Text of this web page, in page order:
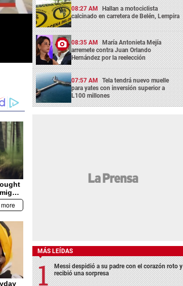
08:27 AM Hallan a motociclista
calcinado en carretera de Belén, Lempira
08:35 AM María Antonieta Mejía
arremete contra Juan Orlando
Hernández por la reelección
07:57 AM Tela tendrá nuevo muelle
para yates con inversión superior a
L100 millones
MÁS LEÍDAS
Messi despidió a su padre con el corazón roto y
recibió una sorpresa